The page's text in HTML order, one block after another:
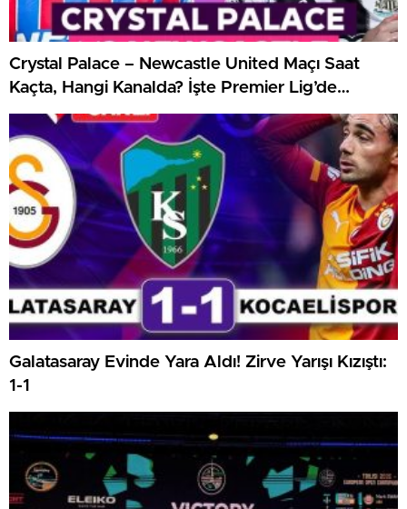
Crystal Palace – Newcastle United Maçı Saat
Kaçta, Hangi Kanalda? İşte Premier Lig’de
Haftanın Kritik Randevusu
Galatasaray Evinde Yara Aldı! Zirve Yarışı Kızıştı:
1-1